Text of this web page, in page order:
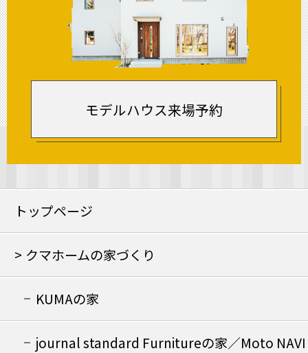
モデルハウス来場予約
トップページ
クマホームの家づくり
KUMAの家
journal standard Furnitureの家／Moto NAVI